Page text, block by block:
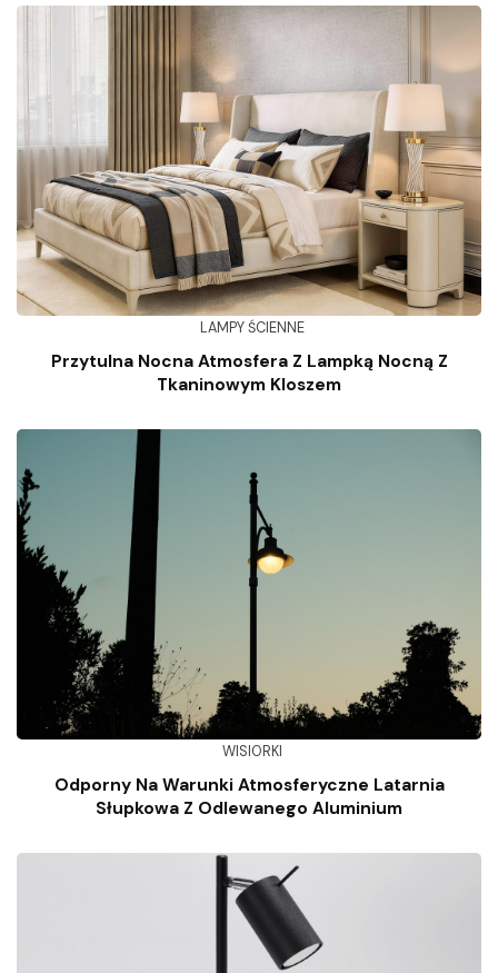
LAMPY ŚCIENNE
Przytulna Nocna Atmosfera Z Lampką Nocną Z
Tkaninowym Kloszem
WISIORKI
Odporny Na Warunki Atmosferyczne Latarnia
Słupkowa Z Odlewanego Aluminium